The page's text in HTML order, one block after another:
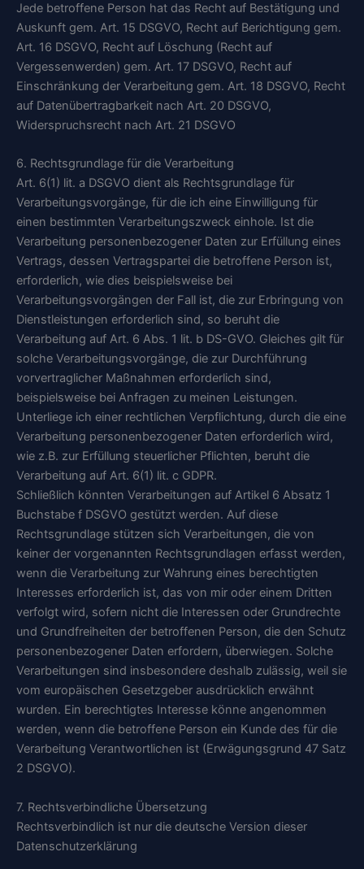
Jede betroffene Person hat das Recht auf Bestätigung und
Auskunft gem. Art. 15 DSGVO, Recht auf Berichtigung gem.
Art. 16 DSGVO, Recht auf Löschung (Recht auf
Vergessenwerden) gem. Art. 17 DSGVO, Recht auf
Einschränkung der Verarbeitung gem. Art. 18 DSGVO, Recht
auf Datenübertragbarkeit nach Art. 20 DSGVO,
Widerspruchsrecht nach Art. 21 DSGVO
6. Rechtsgrundlage für die Verarbeitung
Art. 6(1) lit. a DSGVO dient als Rechtsgrundlage für
Verarbeitungsvorgänge, für die ich eine Einwilligung für
einen bestimmten Verarbeitungszweck einhole. Ist die
Verarbeitung personenbezogener Daten zur Erfüllung eines
Vertrags, dessen Vertragspartei die betroffene Person ist,
erforderlich, wie dies beispielsweise bei
Verarbeitungsvorgängen der Fall ist, die zur Erbringung von
Dienstleistungen erforderlich sind, so beruht die
Verarbeitung auf Art. 6 Abs. 1 lit. b DS-GVO. Gleiches gilt für
solche Verarbeitungsvorgänge, die zur Durchführung
vorvertraglicher Maßnahmen erforderlich sind,
beispielsweise bei Anfragen zu meinen Leistungen.
Unterliege ich einer rechtlichen Verpflichtung, durch die eine
Verarbeitung personenbezogener Daten erforderlich wird,
wie z.B. zur Erfüllung steuerlicher Pflichten, beruht die
Verarbeitung auf Art. 6(1) lit. c GDPR.
Schließlich könnten Verarbeitungen auf Artikel 6 Absatz 1
Buchstabe f DSGVO gestützt werden. Auf diese
Rechtsgrundlage stützen sich Verarbeitungen, die von
keiner der vorgenannten Rechtsgrundlagen erfasst werden,
wenn die Verarbeitung zur Wahrung eines berechtigten
Interesses erforderlich ist, das von mir oder einem Dritten
verfolgt wird, sofern nicht die Interessen oder Grundrechte
und Grundfreiheiten der betroffenen Person, die den Schutz
personenbezogener Daten erfordern, überwiegen. Solche
Verarbeitungen sind insbesondere deshalb zulässig, weil sie
vom europäischen Gesetzgeber ausdrücklich erwähnt
wurden. Ein berechtigtes Interesse könne angenommen
werden, wenn die betroffene Person ein Kunde des für die
Verarbeitung Verantwortlichen ist (Erwägungsgrund 47 Satz
2 DSGVO).
7. Rechtsverbindliche Übersetzung
Rechtsverbindlich ist nur die deutsche Version dieser
Datenschutzerklärung